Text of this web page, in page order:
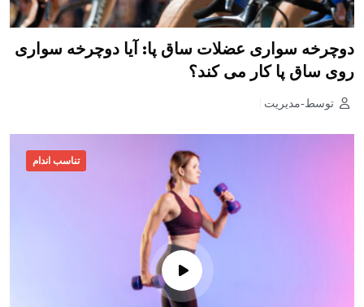
دوچرخه سواری عضلات ساق پا: آیا دوچرخه سواری
روی ساق پا کار می کند؟
توسط-مدیریت
تناسب اندام